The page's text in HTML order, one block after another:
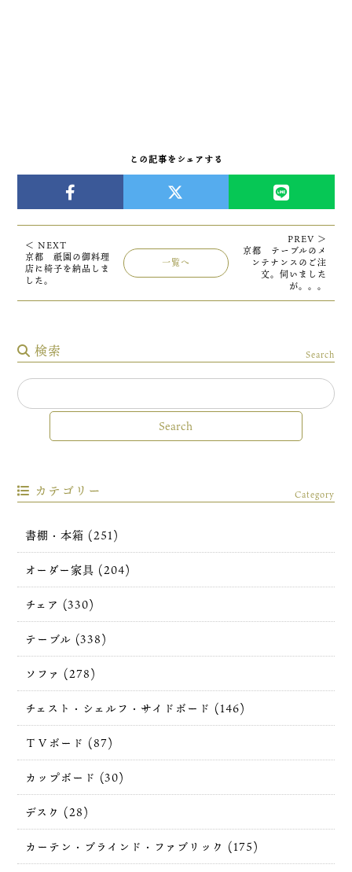
この記事をシェアする
＜ NEXT
京都 祇園の御料理
店に椅子を納品しま
した。
一覧へ
PREV ＞
京都 テーブルのメ
ンテナンスのご注
文。伺いました
が。。。
検索 Search
カテゴリー Category
書棚・本箱 (251)
オーダー家具 (204)
チェア (330)
テーブル (338)
ソファ (278)
チェスト・シェルフ・サイドボード (146)
ＴＶボード (87)
カップボード (30)
デスク (28)
カーテン・ブラインド・ファブリック (175)